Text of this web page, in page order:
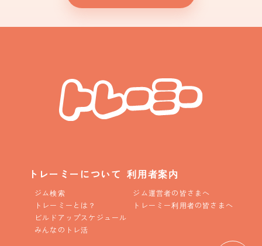
トレーミーについて
ジム検索
トレーミーとは？
ビルドアップスケジュール
みんなのトレ活
利用者案内
ジム運営者の皆さまへ
トレーミー利用者の皆さまへ